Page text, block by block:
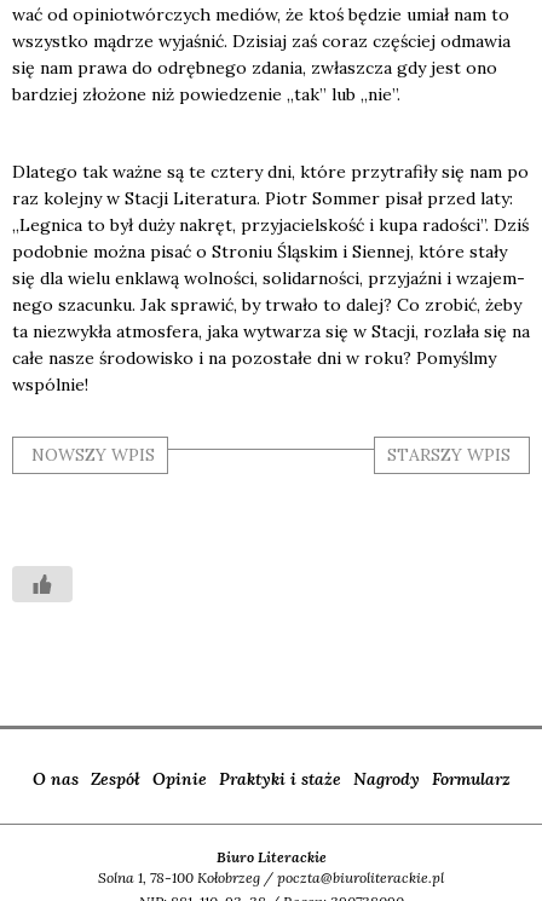
wać od opi­nio­twór­czych mediów, że ktoś będzie umiał nam to
wszyst­ko mądrze wyja­śnić. Dzi­siaj zaś coraz czę­ściej odma­wia
się nam pra­wa do odręb­ne­go zda­nia, zwłasz­cza gdy jest ono
bar­dziej zło­żo­ne niż powie­dze­nie „tak” lub „nie”.
Dla­te­go tak waż­ne są te czte­ry dni, któ­re przy­tra­fi­ły się nam po
raz kolej­ny w Sta­cji Lite­ra­tu­ra. Piotr Som­mer pisał przed laty:
„Legni­ca to był duży nakręt, przy­ja­ciel­skość i kupa rado­ści”. Dziś
podob­nie moż­na pisać o Stro­niu Ślą­skim i Sien­nej, któ­re sta­ły
się dla wie­lu enkla­wą wol­no­ści, soli­dar­no­ści, przy­jaź­ni i wza­jem­
ne­go sza­cun­ku. Jak spra­wić, by trwa­ło to dalej? Co zro­bić, żeby
ta nie­zwy­kła atmos­fe­ra, jaka wytwa­rza się w Sta­cji, roz­la­ła się na
całe nasze śro­do­wi­sko i na pozo­sta­łe dni w roku? Pomyśl­my
wspól­nie!
NOWSZY WPIS STARSZY WPIS
O nas Zespół Opinie Praktyki i staże Nagrody Formularz
Biuro Literackie
Solna 1, 78-100 Kołobrzeg / poczta@biuroliterackie.pl